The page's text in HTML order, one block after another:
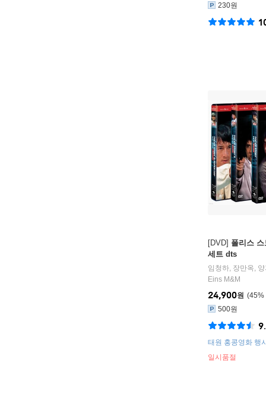
230원
[DVD] 폴리스
세트 dts
임청하, 장만옥,
Eins M&M
45%
24,900원
500원
일시품절
태원 홍콩영화 행